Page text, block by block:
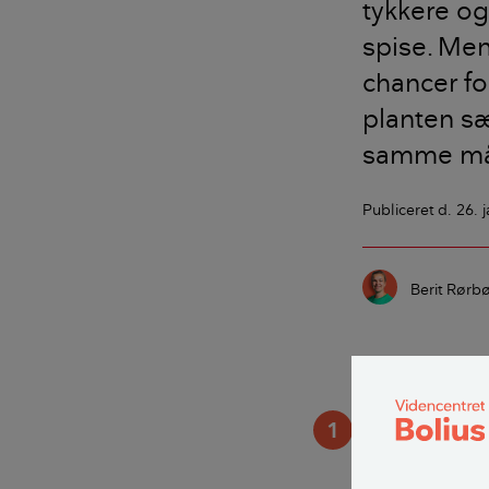
tykkere
spise.
chancer
planten
samme
Publiceretd. 26.
Berit
1 Gamle og